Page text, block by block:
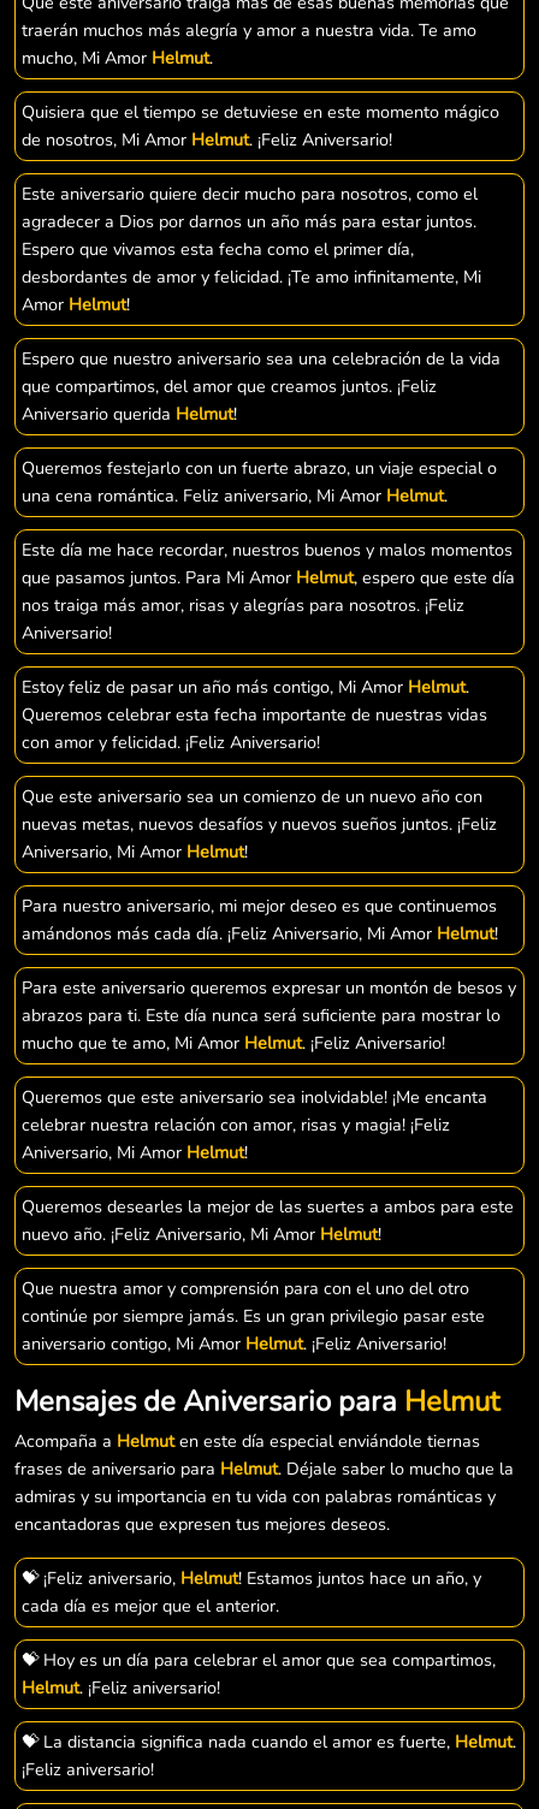
traerán muchos más alegría y amor a nuestra vida. Te amo
mucho, Mi Amor Helmut.
Quisiera que el tiempo se detuviese en este momento mágico
de nosotros, Mi Amor Helmut. ¡Feliz Aniversario!
Este aniversario quiere decir mucho para nosotros, como el
agradecer a Dios por darnos un año más para estar juntos.
Espero que vivamos esta fecha como el primer día,
desbordantes de amor y felicidad. ¡Te amo infinitamente, Mi
Amor Helmut!
Espero que nuestro aniversario sea una celebración de la vida
que compartimos, del amor que creamos juntos. ¡Feliz
Aniversario querida Helmut!
Queremos festejarlo con un fuerte abrazo, un viaje especial o
una cena romántica. Feliz aniversario, Mi Amor Helmut.
Este día me hace recordar, nuestros buenos y malos momentos
que pasamos juntos. Para Mi Amor Helmut, espero que este día
nos traiga más amor, risas y alegrías para nosotros. ¡Feliz
Aniversario!
Estoy feliz de pasar un año más contigo, Mi Amor Helmut.
Queremos celebrar esta fecha importante de nuestras vidas
con amor y felicidad. ¡Feliz Aniversario!
Que este aniversario sea un comienzo de un nuevo año con
nuevas metas, nuevos desafíos y nuevos sueños juntos. ¡Feliz
Aniversario, Mi Amor Helmut!
Para nuestro aniversario, mi mejor deseo es que continuemos
amándonos más cada día. ¡Feliz Aniversario, Mi Amor Helmut!
Para este aniversario queremos expresar un montón de besos y
abrazos para ti. Este día nunca será suficiente para mostrar lo
mucho que te amo, Mi Amor Helmut. ¡Feliz Aniversario!
Queremos que este aniversario sea inolvidable! ¡Me encanta
celebrar nuestra relación con amor, risas y magia! ¡Feliz
Aniversario, Mi Amor Helmut!
Queremos desearles la mejor de las suertes a ambos para este
nuevo año. ¡Feliz Aniversario, Mi Amor Helmut!
Que nuestra amor y comprensión para con el uno del otro
continúe por siempre jamás. Es un gran privilegio pasar este
aniversario contigo, Mi Amor Helmut. ¡Feliz Aniversario!
Mensajes de Aniversario para Helmut
Acompaña a Helmuten este día especial enviándole tiernas
frases de aniversario para Helmut. Déjale saber lo mucho que la
admiras y su importancia en tu vida con palabras románticas y
encantadoras que expresen tus mejores deseos.
💝 ¡Feliz aniversario, Helmut! Estamos juntos hace un año, y
cada día es mejor que el anterior.
💝 Hoy es un día para celebrar el amor que sea compartimos,
Helmut. ¡Feliz aniversario!
💝 La distancia significa nada cuando el amor es fuerte, Helmut.
¡Feliz aniversario!